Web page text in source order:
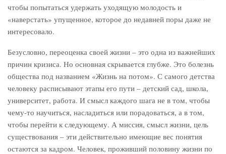
чтобы попытаться удержать уходящую молодость и
«наверстать» упущенное, которое до недавней поры даже не
интересовало.
Безусловно, переоценка своей жизни – это одна из важнейших
причин кризиса. Но основная скрывается глубже. Это болезнь
общества под названием «Жизнь на потом». С самого детства
человеку расписывают этапы его пути – детский сад, школа,
университет, работа. И смысл каждого шага не в том, чтобы
чему-то научиться, насладиться или порадоваться, а в том,
чтобы перейти к следующему. А миссия, смысл жизни, цель
существования – эти действительно имеющие вес понятия
остаются за кадром. Человек, проживший половину жизни по